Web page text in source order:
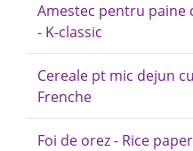
Amestec pentru paine
- K-classic
Cereale pt mic dejun
Frenche
Foi de orez - Rice